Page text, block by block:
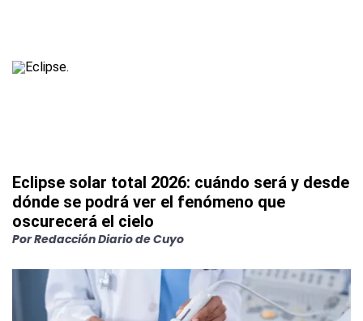
Eclipse solar total 2026: cuándo será y desde
dónde se podrá ver el fenómeno que
oscurecerá el cielo
PorRedacción Diario de Cuyo